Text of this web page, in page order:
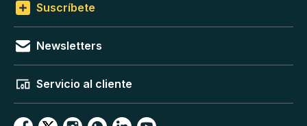
Suscríbete
Newsletters
Servicio al cliente